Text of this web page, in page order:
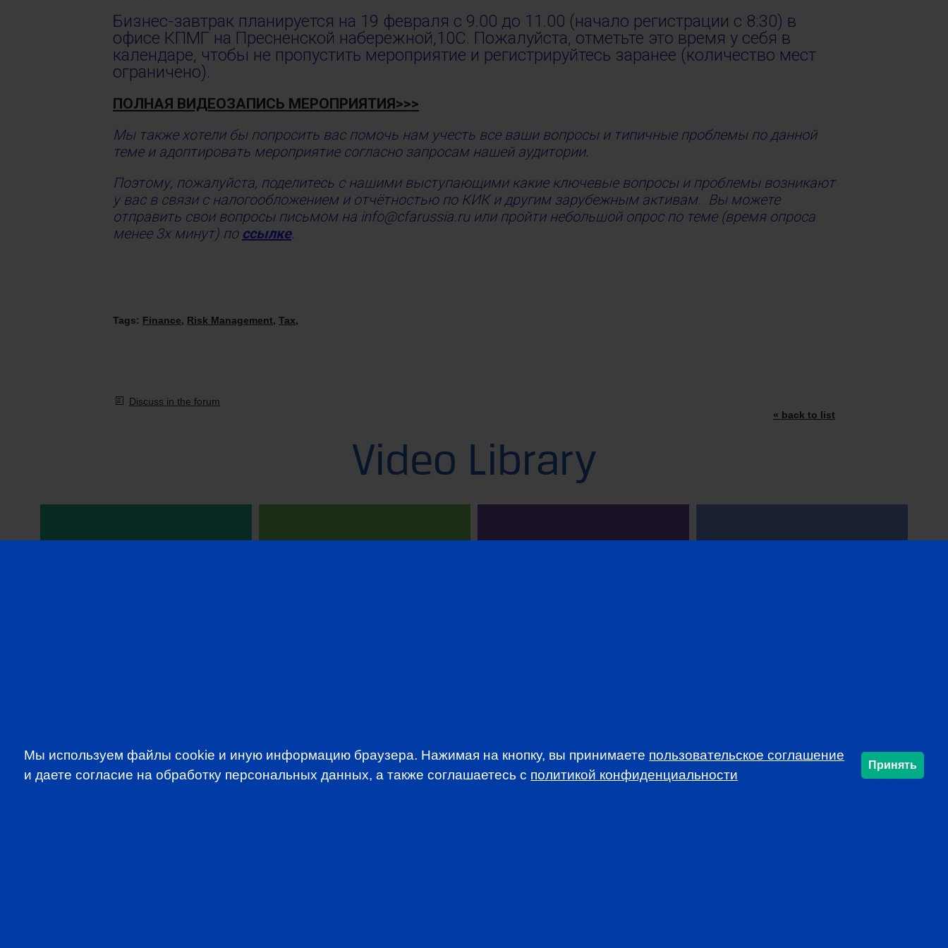
Бизнес-завтрак планируется на 19 февраля с 9.00 до 11.00 (начало регистрации с 8:30) в
офисе КПМГ на Пресненской набережной,10С. Пожалуйста, отметьте это время у себя в
календаре, чтобы не пропустить мероприятие и регистрируйтесь заранее (количество мест
ограничено).
ПОЛНАЯ ВИДЕОЗАПИСЬ МЕРОПРИЯТИЯ>>>
Мы также хотели бы попросить вас помочь нам учесть все ваши вопросы и типичные проблемы по данной
теме и адоптировать мероприятие согласно запросам нашей аудитории.
Поэтому, пожалуйста, поделитесь с нашими выступающими какие ключевые вопросы и проблемы возникают
у вас в связи с налогообложением и отчётностью по КИК и другим зарубежным активам. Вы можете
отправить свои вопросы письмом на info@cfarussia.ru или пройти небольшой опрос по теме (время опроса
менее 3х минут) по ссылке.
Tags: Finance, Risk Management, Tax,
Discuss in the forum
« back to list
Video Library
Мы используем файлы cookie и иную информацию браузера. Нажимая на кнопку, вы принимаете пользовательское соглашение
и даете согласие на обработку персональных данных, а также соглашаетесь c политикой конфиденциальности
Принять